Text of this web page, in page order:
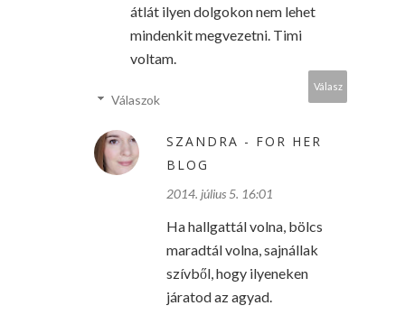
átlát ilyen dolgokon nem lehet
mindenkit megvezetni. Timi
voltam.
Válasz
Válaszok
SZANDRA - FOR HER
BLOG
2014. július 5. 16:01
Ha hallgattál volna, bölcs
maradtál volna, sajnállak
szívből, hogy ilyeneken
járatod az agyad.